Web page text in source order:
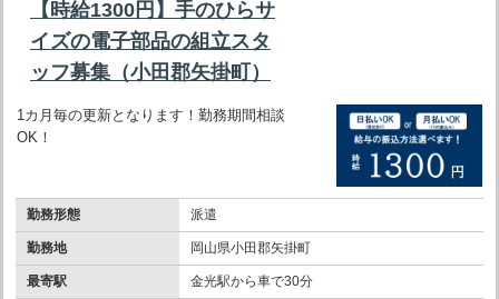
【時給1300円】手のひらサ
イズの電子部品の組立スタ
ッフ募集（小田郡矢掛町）
1カ月毎の更新となります！勤務期間相談
OK！
勤務形態 派遣
勤務地 岡山県小田郡矢掛町
最寄駅 金光駅から車で30分